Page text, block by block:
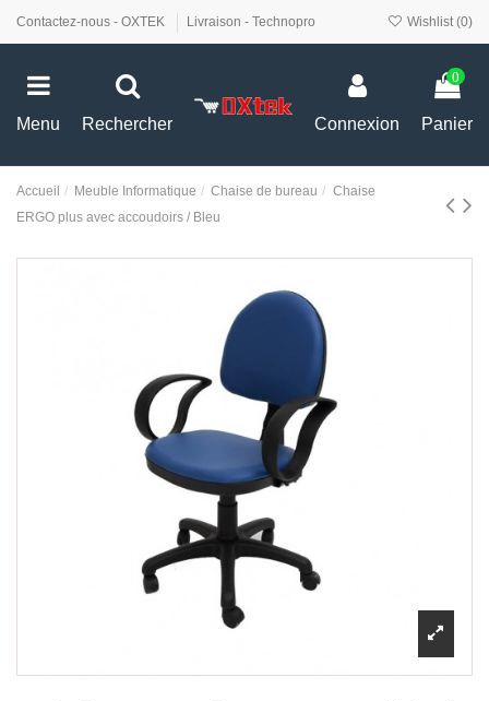
Contactez-nous - OXTEK Livraison - Technopro Wishlist (0)
Menu Rechercher Connexion
0
Panier
Accueil Meuble Informatique Chaise de bureau
Chaise
ERGO plus avec accoudoirs / Bleu